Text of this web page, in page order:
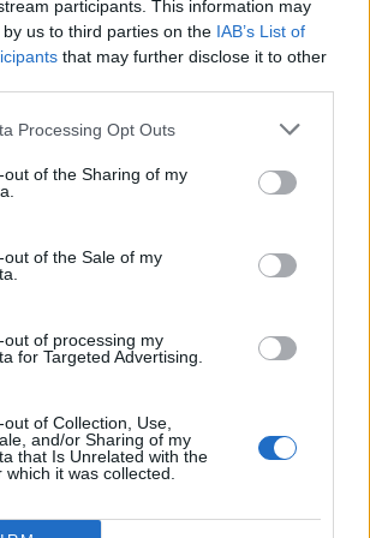
participants. This information may
us to third parties on the IAB’s List of
that may further disclose it to other
Processing Opt Outs
out of the Sharing of my
out of the Sale of my
out of processing my
for Targeted Advertising.
of Collection, Use,
and/or Sharing of my
that Is Unrelated with the
it was collected.
ουσία:
θα μας ενημερώσει η
δεν προχώρησε στον διορισμό
3/5;
η Αρχή Προστασίας
Χαρακτήρα;
θα την αποφύγει η
σκανδάλων, της διαφθοράς, της